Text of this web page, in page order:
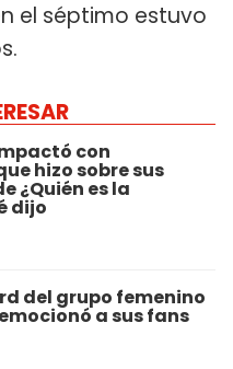
el séptimo estuvo
con
hizo sobre sus
¿Quién es la
dijo
del grupo femenino
a sus fans